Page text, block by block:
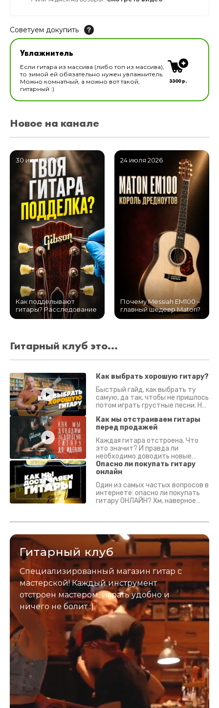
Советуем докупить
Увлажнитель для музыкальных инструментов
В наличии
Увлажнитель
Если гитара из массива (либо топ из массива),
то зимой ей обязательно нужен увлажнитель.
Можно комнатный, а можно вот такой,
гитарный :)
3300 р.
Новое на канале
30 июля 2026
Как подделывают
гитары? Расследование
24 июля 2026
Почему Messiah EM100 –
главный шедевр Maton?
Гитарный клуб это...
Как выбрать хорошую гитару?
Быстрый гайд, как выбрать ту
самую, да так, чтобы не пришлось
потом играть грустные песни. На
Как мы отстраиваем гитары
перед продажей
Каждая гитара отстроена. Что
это значит? И правда ли
необходимо доводить новые
гитары? Если кратко - да.
Подробно - в видео :)
Опасно ли покупать гитару
онлайн
Один из самых частых вопросов в
интернете: опасно ли покупать
гитару ОНЛАЙН? Хм, наверное
застрахован. Случись что -
Гитарный клуб
Специализированный магазин гитар с
мастерской! Каждый инструмент
отстроен мастером, играть удобно и
ничего не болит :)